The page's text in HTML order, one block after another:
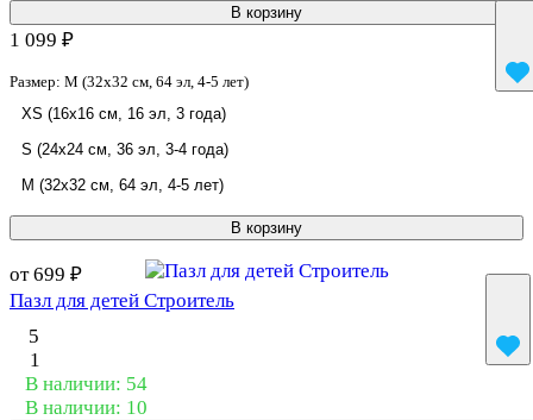
В корзину
В корзину
1 099 ₽
Размер: M (32x32 см, 64 эл, 4-5 лет)
XS (16x16 см, 16 эл, 3 года)
S (24x24 см, 36 эл, 3-4 года)
M (32x32 см, 64 эл, 4-5 лет)
от 699 ₽
Пазл для детей Строитель
5
1
В наличии: 54
В наличии: 10